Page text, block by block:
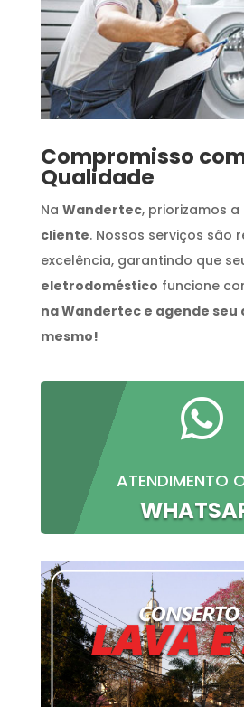
Compromisso
Qualidade
Na Wandertec, priorizamos a
cliente. Nossos serviços são
excelência, garantindo que
eletrodoméstico funcione
na Wandertec e agende seu
mesmo!

ATENDIMENTO